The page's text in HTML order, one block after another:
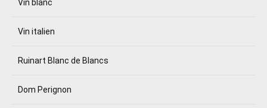
Vin blanc
Vin italien
Ruinart Blanc de Blancs
Dom Perignon